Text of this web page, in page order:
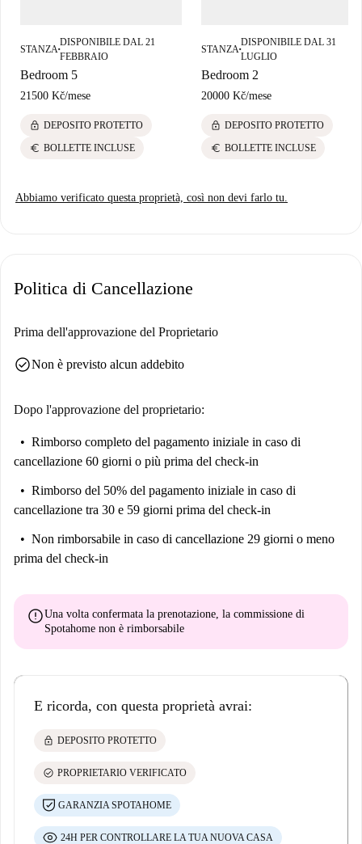
per i suoi residenti.
STANZA ■
DISPONIBILE DAL 21
FEBBRAIO
Bedroom 5
21500 Kč/mese
lock DEPOSITO PROTETTO
euro BOLLETTE INCLUSE
STANZA ■
DISPONIBILE DAL 31
LUGLIO
Bedroom 2
20000 Kč/mese
lock DEPOSITO PROTETTO
euro BOLLETTE INCLUSE
Abbiamo verificato questa proprietà, così non devi farlo tu.
Politica di Cancellazione
Prima dell'approvazione del Proprietario
check_circleNon è previsto alcun addebito
Dopo l'approvazione del proprietario:
Rimborso completo del pagamento iniziale in caso di
cancellazione 60 giorni o più prima del check-in
Rimborso del 50% del pagamento iniziale in caso di
cancellazione tra 30 e 59 giorni prima del check-in
Non rimborsabile in caso di cancellazione 29 giorni o meno
prima del check-in
errorUna volta confermata la prenotazione, la commissione di
Spotahome non è rimborsabile
E ricorda, con questa proprietà avrai:
lock DEPOSITO PROTETTO
check_circle PROPRIETARIO VERIFICATO
GARANZIA SPOTAHOME
24H PER CONTROLLARE LA TUA NUOVA CASA